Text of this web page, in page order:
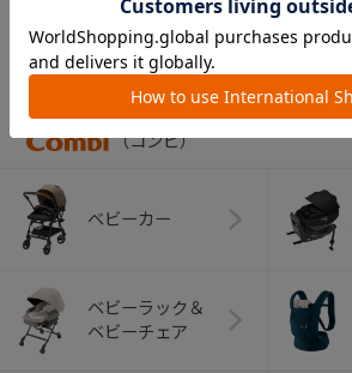
CATEGORY
カテゴリー
（コンビ）
ベビーカー
ベビーラック＆
ベビーチェア